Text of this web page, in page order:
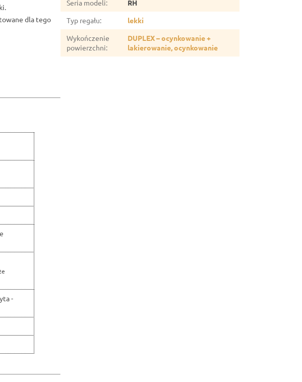
dla tego
-
Seria modeli:
RH
Typ regału:
lekki
Wykończenie
powierzchni:
DUPLEX – ocynkowanie +
lakierowanie, ocynkowanie